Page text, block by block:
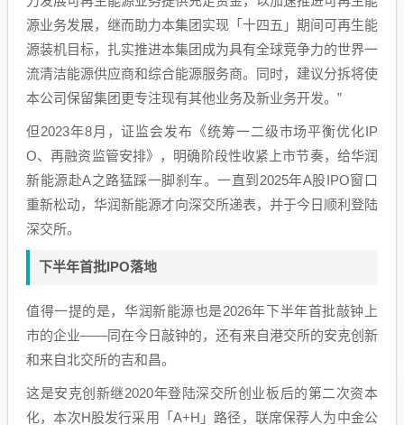
源业务发展，继而助力本集团实现「十四五」期间可再生能
源装机目标，扎实推进本集团成为具有全球竞争力的世界一
流清洁能源供应商和综合能源服务商。同时，建议分拆将使
本公司保留集团更专注现有其他业务及新业务开发。”
但2023年8月，证监会发布《统筹一二级市场平衡优化IP
O、再融资监管安排》，明确阶段性收紧上市节奏，给华润
新能源赴A之路猛踩一脚刹车。一直到2025年A股IPO窗口
重新松动，华润新能源才向深交所递表，并于今日顺利登陆
深交所。
下半年首批IPO落地
值得一提的是，华润新能源也是2026年下半年首批敲钟上
市的企业——同在今日敲钟的，还有来自港交所的安克创新
和来自北交所的吉和昌。
这是安克创新继2020年登陆深交所创业板后的第二次资本
化，本次H股发行采用「A+H」路径，联席保荐人为中金公